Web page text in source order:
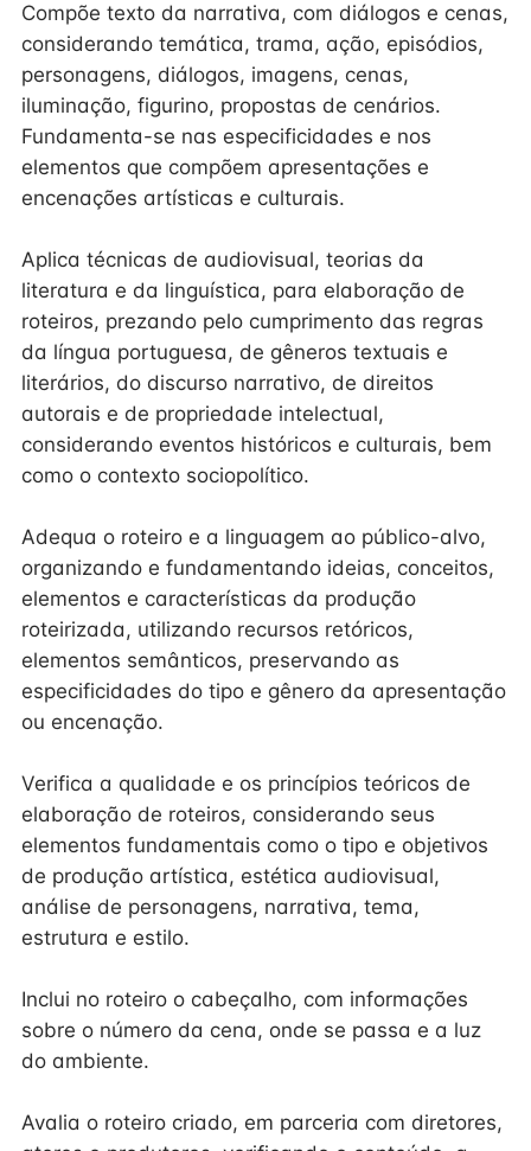
Compõe texto da narrativa, com diálogos e cenas,
considerando temática, trama, ação, episódios,
personagens, diálogos, imagens, cenas,
iluminação, figurino, propostas de cenários.
Fundamenta-se nas especificidades e nos
elementos que compõem apresentações e
encenações artísticas e culturais.
Aplica técnicas de audiovisual, teorias da
literatura e da linguística, para elaboração de
roteiros, prezando pelo cumprimento das regras
da língua portuguesa, de gêneros textuais e
literários, do discurso narrativo, de direitos
autorais e de propriedade intelectual,
considerando eventos históricos e culturais, bem
como o contexto sociopolítico.
Adequa o roteiro e a linguagem ao público-alvo,
organizando e fundamentando ideias, conceitos,
elementos e características da produção
roteirizada, utilizando recursos retóricos,
elementos semânticos, preservando as
especificidades do tipo e gênero da apresentação
ou encenação.
Verifica a qualidade e os princípios teóricos de
elaboração de roteiros, considerando seus
elementos fundamentais como o tipo e objetivos
de produção artística, estética audiovisual,
análise de personagens, narrativa, tema,
estrutura e estilo.
Inclui no roteiro o cabeçalho, com informações
sobre o número da cena, onde se passa e a luz
do ambiente.
Avalia o roteiro criado, em parceria com diretores,